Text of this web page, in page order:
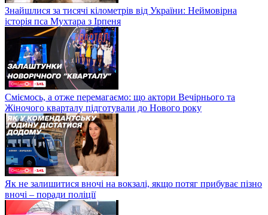
Знайшлися за тисячі кілометрів від України: Неймовірна
історія пса Мухтара з Ірпеня
Сміємось, а отже перемагаємо: що актори Вечірнього та
Жіночого кварталу підготували до Нового року
Як не залишитися вночі на вокзалі, якщо потяг прибуває пізно
вночі – поради поліції